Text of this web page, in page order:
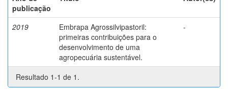
publicação
2019
Embrapa Agrossilvipastoril:
primeiras contribuições para o
desenvolvimento de uma
agropecuária sustentável.
-
Resultado 1-1 de 1.